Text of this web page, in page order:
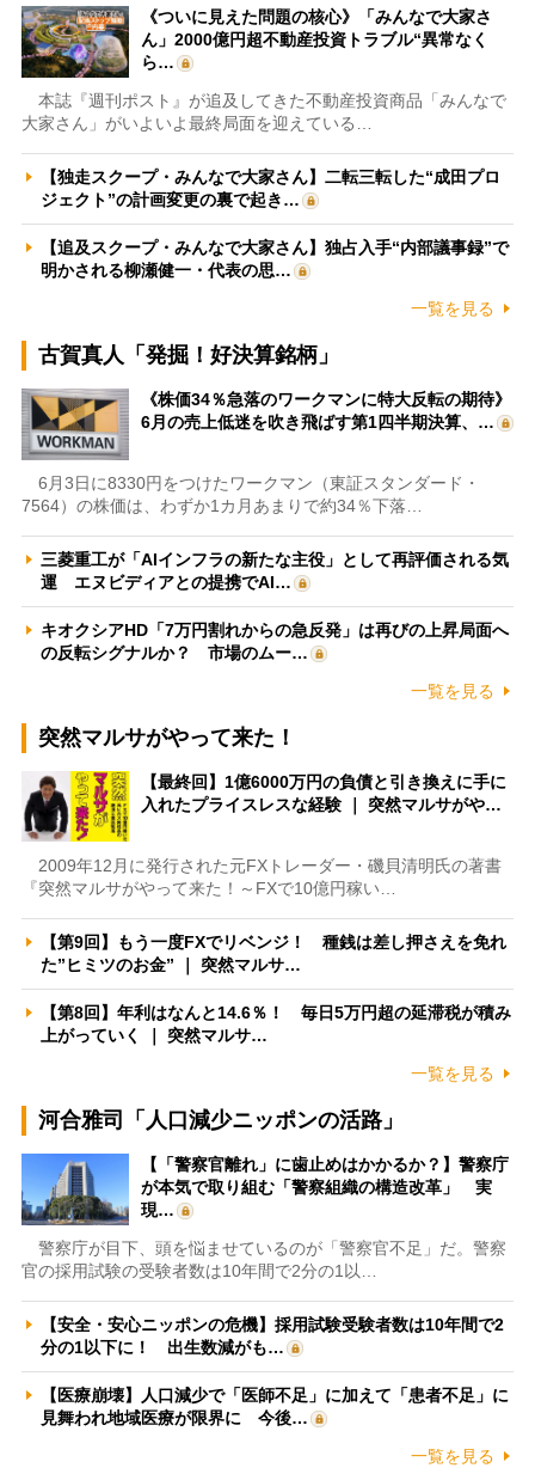
《ついに見えた問題の核心》「みんなで大家さ
ん」2000億円超不動産投資トラブル“異常なく
ら…
本誌『週刊ポスト』が追及してきた不動産投資商品「みんなで
大家さん」がいよいよ最終局面を迎えている…
【独走スクープ・みんなで大家さん】二転三転した“成田プロ
ジェクト”の計画変更の裏で起き…
【追及スクープ・みんなで大家さん】独占入手“内部議事録”で
明かされる柳瀬健一・代表の思…
一覧を見る
古賀真人「発掘！好決算銘柄」
《株価34％急落のワークマンに特大反転の期待》
6月の売上低迷を吹き飛ばす第1四半期決算、…
6月3日に8330円をつけたワークマン（東証スタンダード・
7564）の株価は、わずか1カ月あまりで約34％下落…
三菱重工が「AIインフラの新たな主役」として再評価される気
運 エヌビディアとの提携でAI…
キオクシアHD「7万円割れからの急反発」は再びの上昇局面へ
の反転シグナルか？ 市場のムー…
一覧を見る
突然マルサがやって来た！
【最終回】1億6000万円の負債と引き換えに手に
入れたプライスレスな経験 ｜ 突然マルサがや…
2009年12月に発行された元FXトレーダー・磯貝清明氏の著書
『突然マルサがやって来た！～FXで10億円稼い…
【第9回】もう一度FXでリベンジ！ 種銭は差し押さえを免れ
た”ヒミツのお金” ｜ 突然マルサ…
【第8回】年利はなんと14.6％！ 毎日5万円超の延滞税が積み
上がっていく ｜ 突然マルサ…
一覧を見る
河合雅司「人口減少ニッポンの活路」
【「警察官離れ」に歯止めはかかるか？】警察庁
が本気で取り組む「警察組織の構造改革」 実
現…
警察庁が目下、頭を悩ませているのが「警察官不足」だ。警察
官の採用試験の受験者数は10年間で2分の1以…
【安全・安心ニッポンの危機】採用試験受験者数は10年間で2
分の1以下に！ 出生数減がも…
【医療崩壊】人口減少で「医師不足」に加えて「患者不足」に
見舞われ地域医療が限界に 今後…
一覧を見る